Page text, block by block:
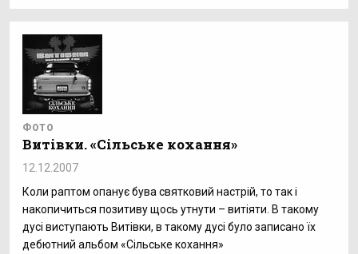
ФОТО
Витівки. «Сільське кохання»
12.12.2007
Коли раптом опанує бува святковий настрій, то так і
накопичиться позитиву щось утнути – витіяти. В такому
дусі виступають Витівки, в такому дусі було записано їх
дебютний альбом «Сільське кохання»